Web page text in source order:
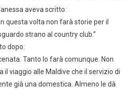
aveva scritto:
questa volta non farà storie per il
strano al country club.”
dopo:
Tanto lo farà comunque. Non
viaggio alle Maldive che il servizio di
già una domestica. Almeno le dà